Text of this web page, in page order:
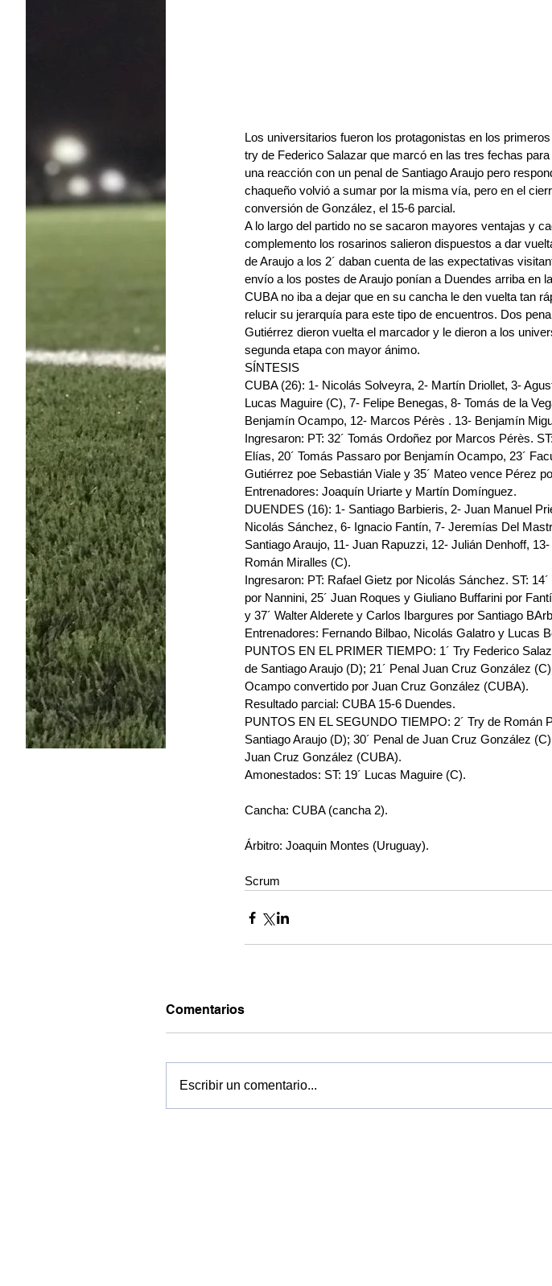
Los universitarios fueron los protagonistas en los
try de Federico Salazar que marcó en las tres fechas
una reacción con un penal de Santiago Araujo pero
chaqueño volvió a sumar por la misma vía, pero en el
conversión de González, el 15-6 parcial.
A lo largo del partido no se sacaron mayores ventajas y
complemento los rosarinos salieron dispuestos a dar
de Araujo a los 2´ daban cuenta de las expectativas
envío a los postes de Araujo ponían a Duendes arriba en
CUBA no iba a dejar que en su cancha le den vuelta tan
relucir su jerarquía para este tipo de encuentros. Dos
Gutiérrez dieron vuelta el marcador y le dieron a los
segunda etapa con mayor ánimo.
SÍNTESIS
CUBA (26): 1- Nicolás Solveyra, 2- Martín Driollet, 3-
Lucas Maguire (C), 7- Felipe Benegas, 8- Tomás de la
Benjamín Ocampo, 12- Marcos Pérès . 13- Benjamín
Ingresaron: PT: 32´ Tomás Ordoñez por Marcos Pérès.
Elías, 20´ Tomás Passaro por Benjamín Ocampo, 23´
Gutiérrez poe Sebastián Viale y 35´ Mateo vence Pérez
Entrenadores: Joaquín Uriarte y Martín Domínguez.
DUENDES (16): 1- Santiago Barbieris, 2- Juan Manuel
Nicolás Sánchez, 6- Ignacio Fantín, 7- Jeremías Del
Santiago Araujo, 11- Juan Rapuzzi, 12- Julián Denhoff,
Román Miralles (C).
Ingresaron: PT: Rafael Gietz por Nicolás Sánchez. ST:
por Nannini, 25´ Juan Roques y Giuliano Buffarini por
y 37´ Walter Alderete y Carlos Ibargures por Santiago
Entrenadores: Fernando Bilbao, Nicolás Galatro y Lucas
PUNTOS EN EL PRIMER TIEMPO: 1´ Try Federico
de Santiago Araujo (D); 21´ Penal Juan Cruz González
Ocampo convertido por Juan Cruz González (CUBA).
Resultado parcial: CUBA 15-6 Duendes.
PUNTOS EN EL SEGUNDO TIEMPO: 2´ Try de Román
Santiago Araujo (D); 30´ Penal de Juan Cruz González
Juan Cruz González (CUBA).
Amonestados: ST: 19´ Lucas Maguire (C).
Cancha: CUBA (cancha 2).
Árbitro: Joaquin Montes (Uruguay).
Scrum
Comentarios
Escribir un comentario...